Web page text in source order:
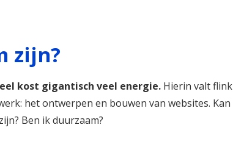
zijn?
kost gigantisch veel energie.Hierin valt
het ontwerpen en bouwen van websites. Kan
Ben ik duurzaam?